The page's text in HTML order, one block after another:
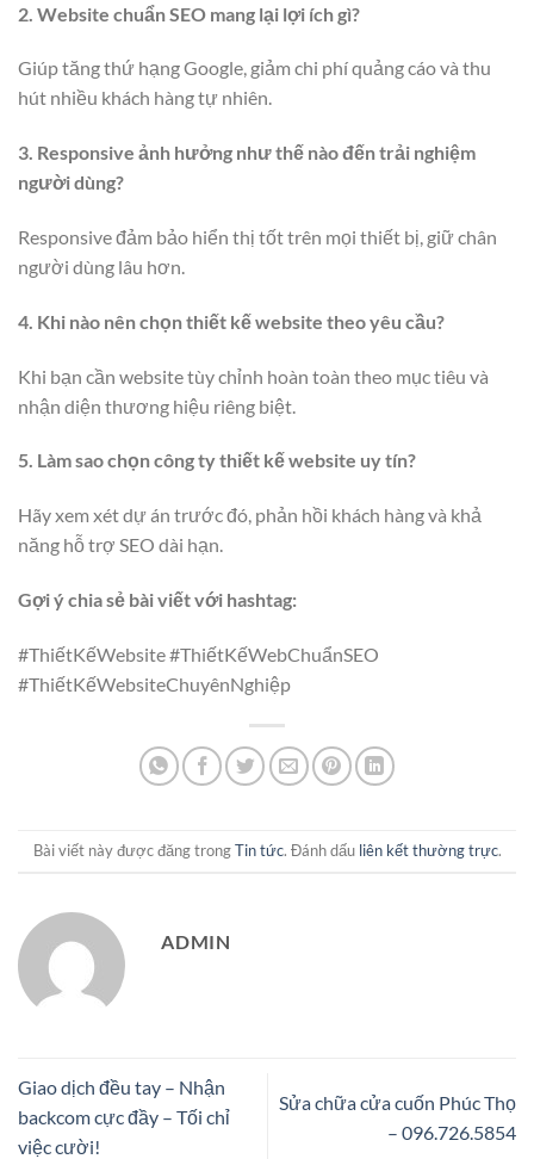
2. Website chuẩn SEO mang lại lợi ích gì?
Giúp tăng thứ hạng Google, giảm chi phí quảng cáo và thu
hút nhiều khách hàng tự nhiên.
3. Responsive ảnh hưởng như thế nào đến trải nghiệm
người dùng?
Responsive đảm bảo hiển thị tốt trên mọi thiết bị, giữ chân
người dùng lâu hơn.
4. Khi nào nên chọn thiết kế website theo yêu cầu?
Khi bạn cần website tùy chỉnh hoàn toàn theo mục tiêu và
nhận diện thương hiệu riêng biệt.
5. Làm sao chọn công ty thiết kế website uy tín?
Hãy xem xét dự án trước đó, phản hồi khách hàng và khả
năng hỗ trợ SEO dài hạn.
Gợi ý chia sẻ bài viết với hashtag:
#ThiếtKếWebsite #ThiếtKếWebChuẩnSEO
#ThiếtKếWebsiteChuyênNghiệp
Bài viết này được đăng trongTin tức. Đánh dấu liên kết thường trực.
ADMIN
Giao dịch đều tay – Nhận
backcom cực đầy – Tối chỉ
việc cười!
Sửa chữa cửa cuốn Phúc Thọ
– 096.726.5854